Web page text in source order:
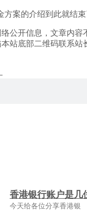
案的介绍到此就结
公开信息，文章内
站底部二维码联系站
香港银行账户是几
今天给各位分享香港银